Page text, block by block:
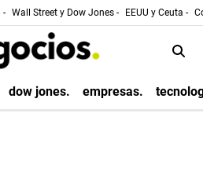
- Wall Street y Dow Jones - EEUU y Ceuta -
dow jones. empresas.